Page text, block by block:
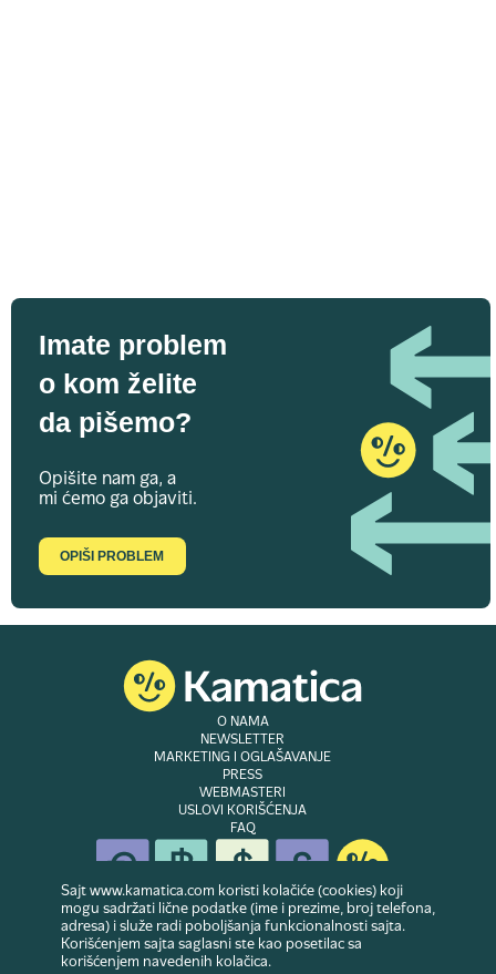
Imate problem
o kom želite
da pišemo?
Opišite nam ga, a
mi ćemo ga objaviti.
OPIŠI PROBLEM
O NAMA
NEWSLETTER
MARKETING I OGLAŠAVANJE
PRESS
WEBMASTERI
USLOVI KORIŠĆENJA
FAQ
© Copyright 2007-2026. Website developed & owned byDubes doo
zadržana
Sajt www.kamatica.com koristi kolačiće (cookies) koji
mogu sadržati lične podatke (ime i prezime, broj telefona,
adresa) i služe radi poboljšanja funkcionalnosti sajta.
Korišćenjem sajta saglasni ste kao posetilac sa
korišćenjem navedenih kolačica.